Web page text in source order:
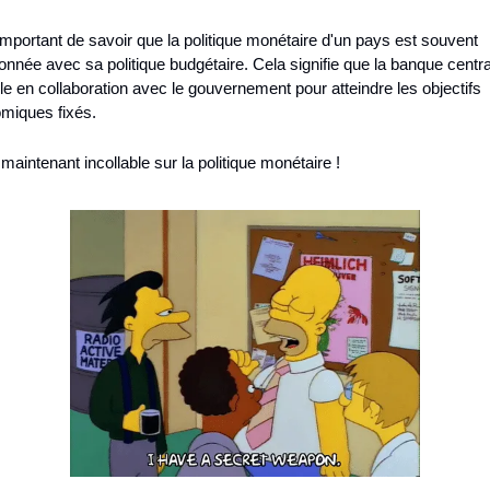
de savoir que la politique monétaire d'un pays est souvent
avec sa politique budgétaire. Cela signifie que la banque
en collaboration avec le gouvernement pour atteindre les objectifs
fixés.
incollable sur la politique monétaire !